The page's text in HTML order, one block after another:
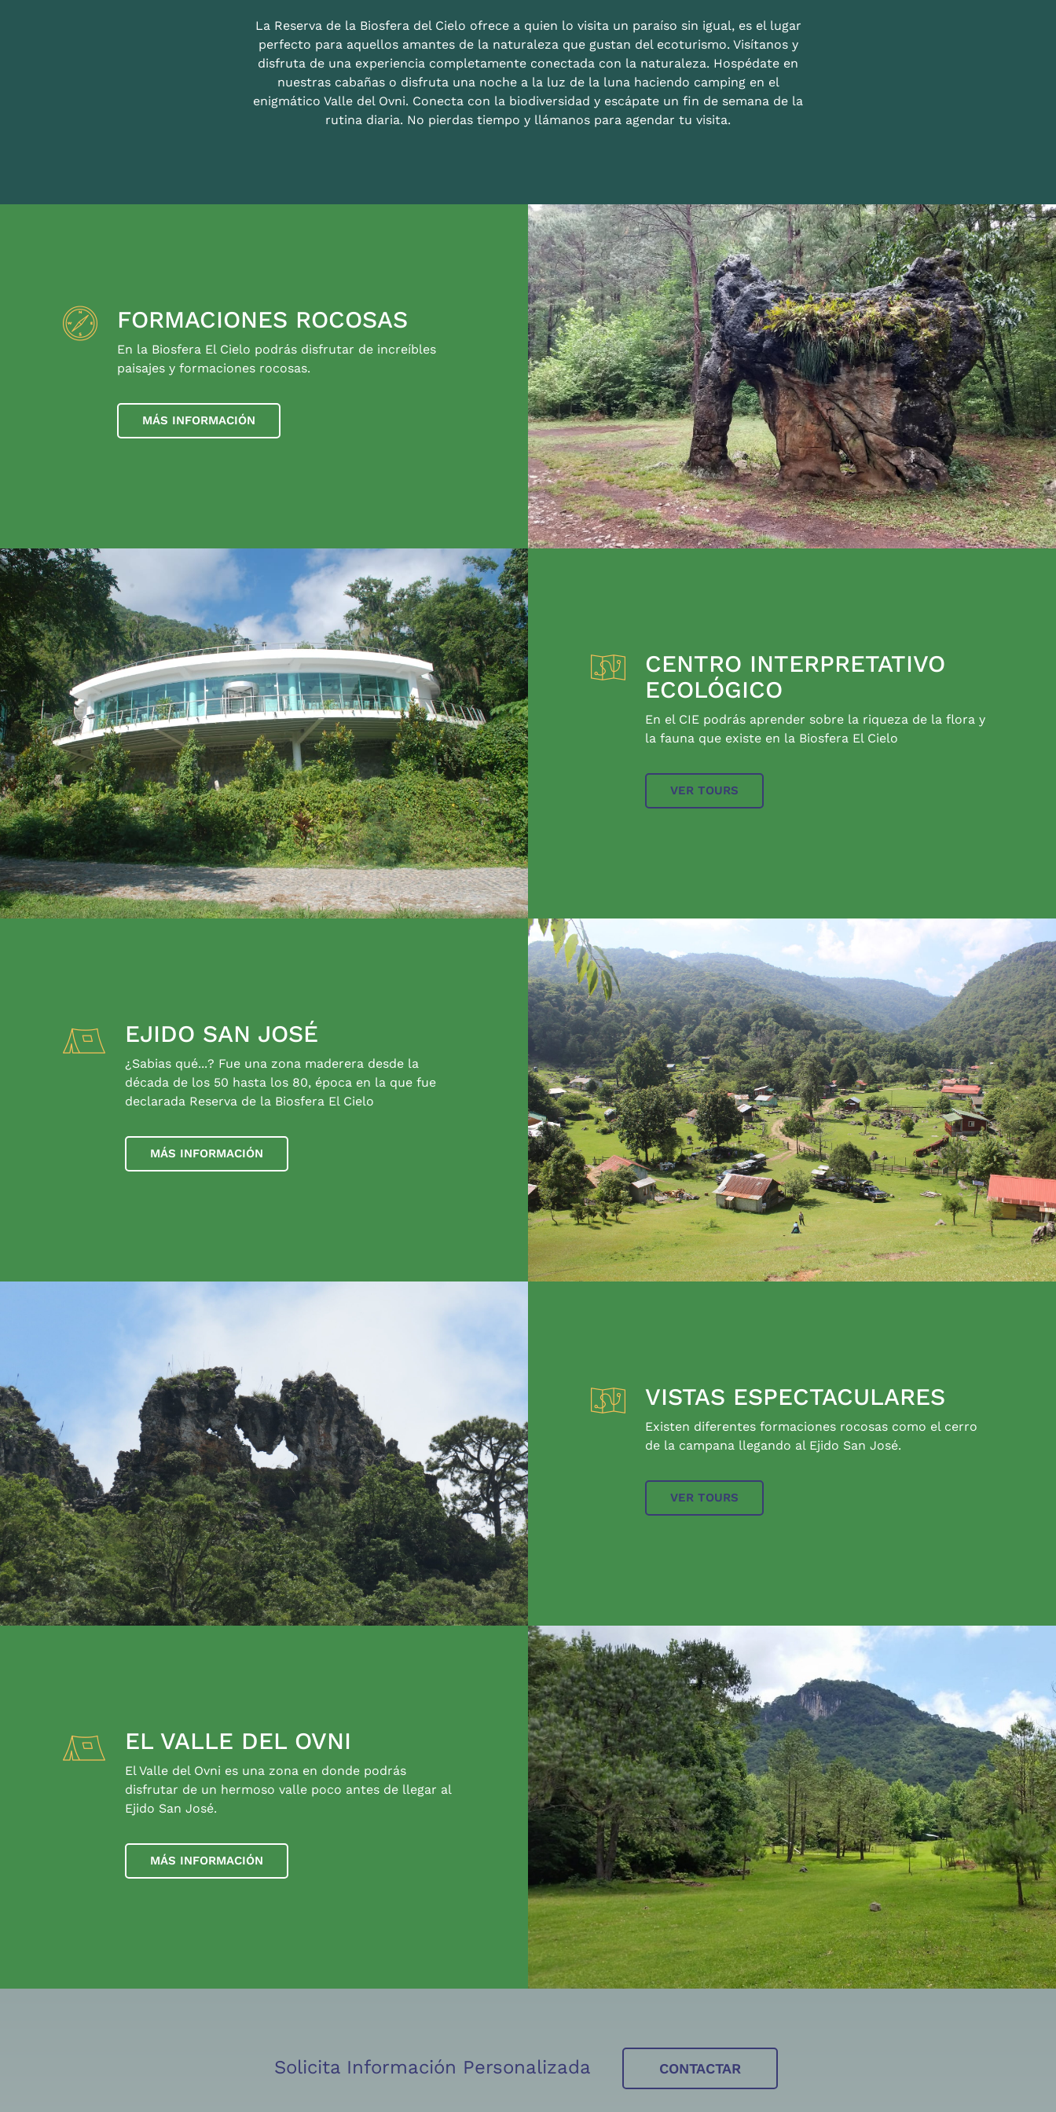
La Reserva de la Biosfera del Cielo ofrece a quien lo visita un paraíso sin igual, es el lugar
perfecto para aquellos amantes de la naturaleza que gustan del ecoturismo. Visítanos y
disfruta de una experiencia completamente conectada con la naturaleza. Hospédate en
nuestras cabañas o disfruta una noche a la luz de la luna haciendo camping en el
enigmático Valle del Ovni. Conecta con la biodiversidad y escápate un fin de semana de la
rutina diaria. No pierdas tiempo y llámanos para agendar tu visita.
FORMACIONES ROCOSAS
En la Biosfera El Cielo podrás disfrutar de increíbles
paisajes y formaciones rocosas.
MÁS INFORMACIÓN
CENTRO INTERPRETATIVO
ECOLÓGICO
En el CIE podrás aprender sobre la riqueza de la flora y
la fauna que existe en la Biosfera El Cielo
VER TOURS
EJIDO SAN JOSÉ
¿Sabias qué...? Fue una zona maderera desde la
década de los 50 hasta los 80, época en la que fue
declarada Reserva de la Biosfera El Cielo
MÁS INFORMACIÓN
VISTAS ESPECTACULARES
Existen diferentes formaciones rocosas como el cerro
de la campana llegando al Ejido San José.
VER TOURS
EL VALLE DEL OVNI
El Valle del Ovni es una zona en donde podrás
disfrutar de un hermoso valle poco antes de llegar al
Ejido San José.
MÁS INFORMACIÓN
Solicita Información Personalizada CONTACTAR